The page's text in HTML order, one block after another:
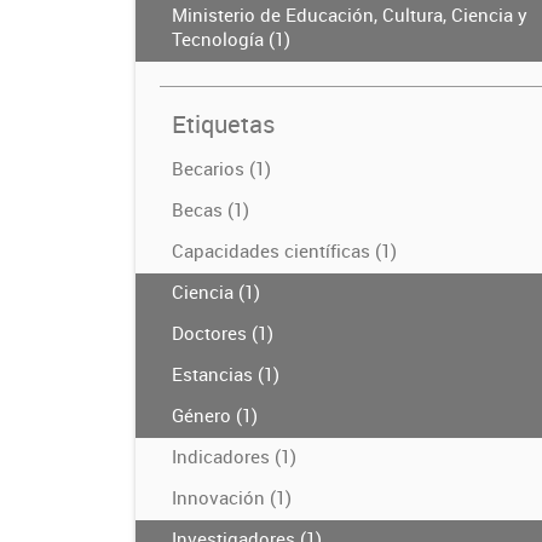
Ministerio de Educación, Cultura, Ciencia y
Tecnología (1)
Etiquetas
Becarios (1)
Becas (1)
Capacidades científicas (1)
Ciencia (1)
Doctores (1)
Estancias (1)
Género (1)
Indicadores (1)
Innovación (1)